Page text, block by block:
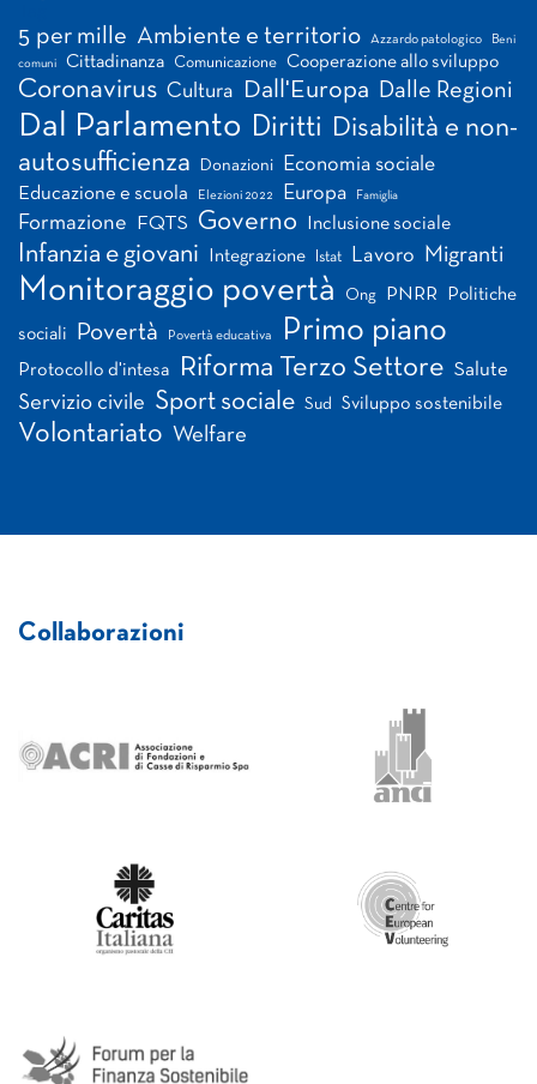
5 per mille Ambiente e territorio Azzardo patologico Beni
comuni Cittadinanza Comunicazione Cooperazione allo sviluppo
Coronavirus Cultura Dall'Europa Dalle Regioni
Dal Parlamento Diritti Disabilità e non-
autosufficienza
Donazioni Economia sociale
Educazione e scuola Elezioni 2022 Europa Famiglia
Formazione FQTS Governo Inclusione sociale
Infanzia e giovani Integrazione Istat Lavoro Migranti
Monitoraggio povertà Ong PNRR Politiche
sociali Povertà Povertà educativa Primo piano
Protocollo d'intesa Riforma Terzo Settore Salute
Servizio civile Sport sociale Sud Sviluppo sostenibile
Volontariato Welfare
Collaborazioni